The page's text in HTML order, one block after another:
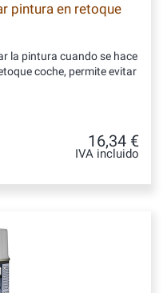
pintura en retoque
la pintura cuando se hace
coche, permite evitar
16,34 €
IVA incluido